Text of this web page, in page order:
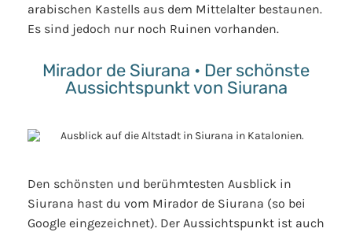
arabischen Kastells aus dem Mittelalter bestaunen.
Es sind jedoch nur noch Ruinen vorhanden.
Mirador de Siurana • Der schönste
Aussichtspunkt von Siurana
Den schönsten und berühmtesten Ausblick in
Siurana hast du vom Mirador de Siurana (so bei
Google eingezeichnet). Der Aussichtspunkt ist auch